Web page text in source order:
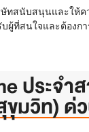
ษัทสนับสนุนและใ
ที่สนใจและต้องก
ประจ
สุขุมวิท)